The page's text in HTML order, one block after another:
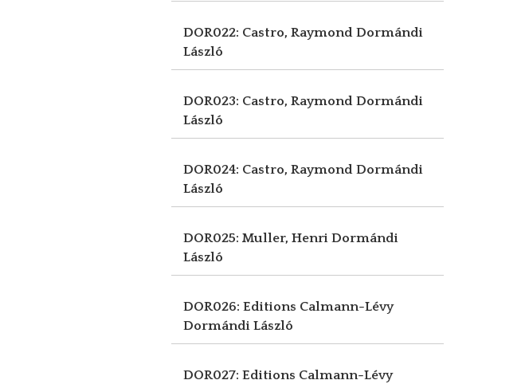
DOR022: Castro, Raymond Dormándi
László
DOR023: Castro, Raymond Dormándi
László
DOR024: Castro, Raymond Dormándi
László
DOR025: Muller, Henri Dormándi
László
DOR026: Editions Calmann-Lévy
Dormándi László
DOR027: Editions Calmann-Lévy